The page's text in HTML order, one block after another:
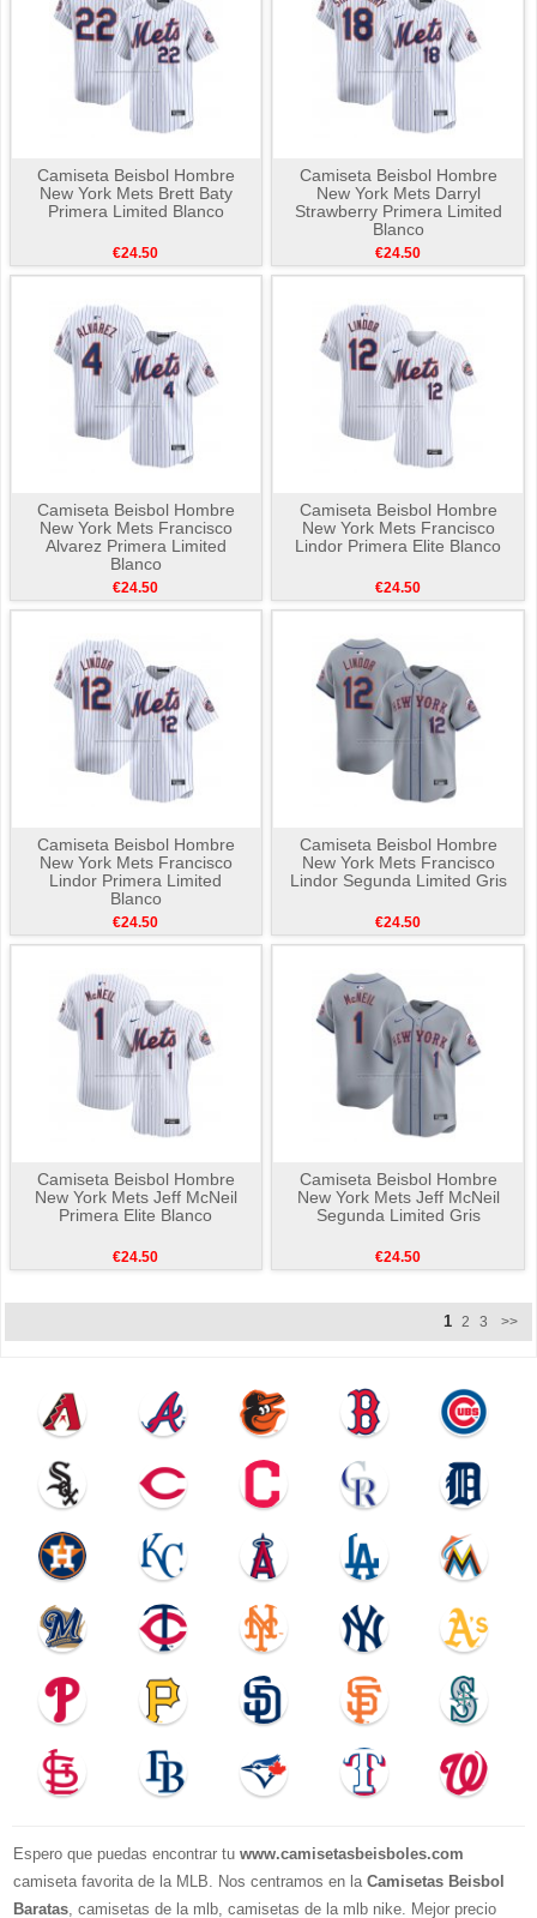
Camiseta Beisbol Hombre
New York Mets Brett Baty
Primera Limited Blanco
€24.50
Camiseta Beisbol Hombre
New York Mets Darryl
Strawberry Primera Limited
Blanco
€24.50
Camiseta Beisbol Hombre
New York Mets Francisco
Alvarez Primera Limited
Blanco
€24.50
Camiseta Beisbol Hombre
New York Mets Francisco
Lindor Primera Elite Blanco
€24.50
Camiseta Beisbol Hombre
New York Mets Francisco
Lindor Primera Limited
Blanco
€24.50
Camiseta Beisbol Hombre
New York Mets Francisco
Lindor Segunda Limited Gris
€24.50
Camiseta Beisbol Hombre
New York Mets Jeff McNeil
Primera Elite Blanco
€24.50
Camiseta Beisbol Hombre
New York Mets Jeff McNeil
Segunda Limited Gris
€24.50
1 2 3 >>
Espero que puedas encontrar tu www.camisetasbeisboles.com
camiseta favorita de la MLB. Nos centramos en la Camisetas Beisbol
Baratas , camisetas de la mlb, camisetas de la mlb nike. Mejor precio